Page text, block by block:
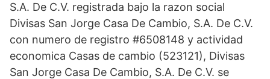
S.A. De C.V. registrada bajo la razon social
Divisas San Jorge Casa De Cambio, S.A. De C.V.
con numero de registro #6508148 y actividad
economica Casas de cambio (523121), Divisas
San Jorge Casa De Cambio, S.A. De C.V. se